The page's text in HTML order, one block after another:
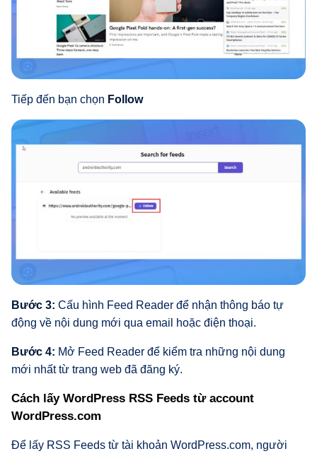
Tiếp đến bạn chọn Follow
Bước 3: Cấu hình Feed Reader để nhận thông báo tự
động về nội dung mới qua email hoặc điện thoại.
Bước 4: Mở Feed Reader để kiểm tra những nội dung
mới nhất từ trang web đã đăng ký.
Cách lấy WordPress RSS Feeds từ account
WordPress.com
Để lấy RSS Feeds từ tài khoản WordPress.com, người